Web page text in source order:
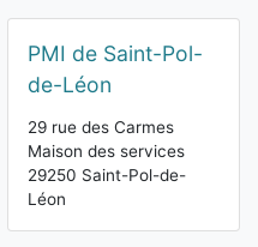
PMI de Saint-Pol-
de-Léon
29 rue des Carmes
Maison des services
29250 Saint-Pol-de-
Léon